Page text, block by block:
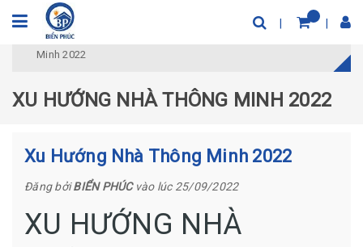
Trang chủ
Minh 2022
XU HƯỚNG NHÀ THÔNG MINH 2022
Xu Hướng Nhà Thông Minh 2022
Đăng bởiBIỂN PHÚCvào lúc 25/09/2022
XU HƯỚNG NHÀ